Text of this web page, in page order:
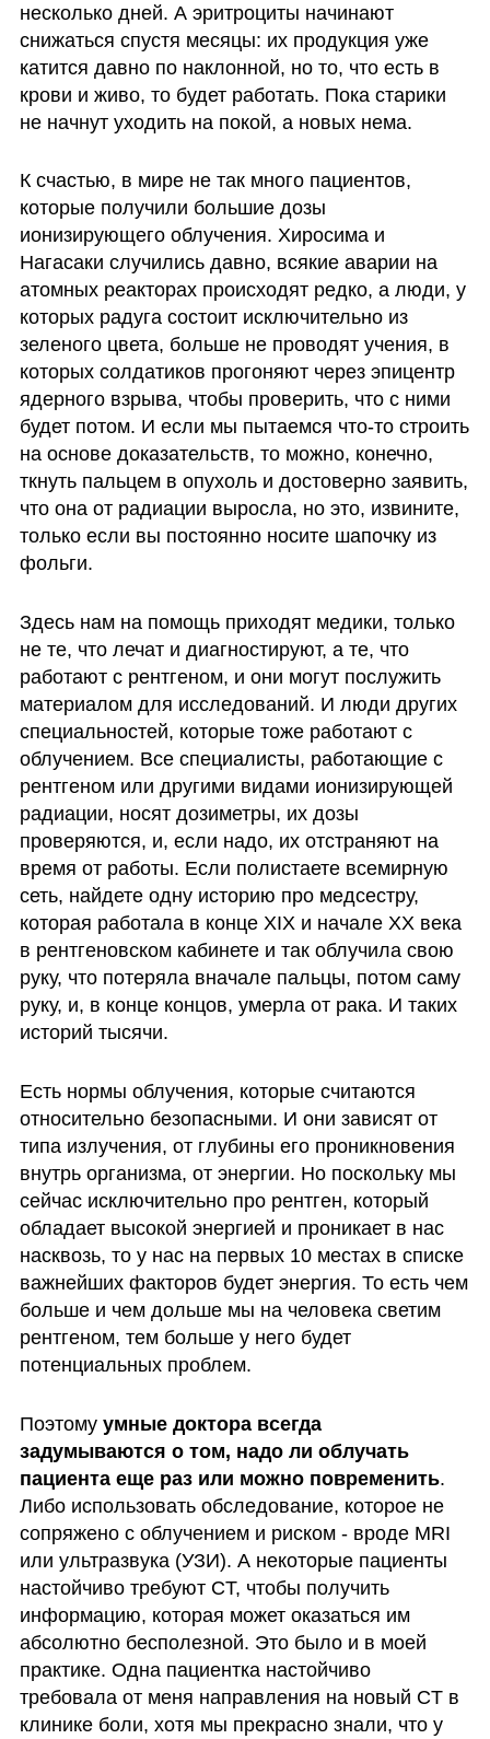
несколько дней. А эритроциты начинают
снижаться спустя месяцы: их продукция уже
катится давно по наклонной, но то, что есть в
крови и живо, то будет работать. Пока старики
не начнут уходить на покой, а новых нема.
К счастью, в мире не так много пациентов,
которые получили большие дозы
ионизирующего облучения. Хиросима и
Нагасаки случились давно, всякие аварии на
атомных реакторах происходят редко, а люди, у
которых радуга состоит исключительно из
зеленого цвета, больше не проводят учения, в
которых солдатиков прогоняют через эпицентр
ядерного взрыва, чтобы проверить, что с ними
будет потом. И если мы пытаемся что-то строить
на основе доказательств, то можно, конечно,
ткнуть пальцем в опухоль и достоверно заявить,
что она от радиации выросла, но это, извините,
только если вы постоянно носите шапочку из
фольги.
Здесь нам на помощь приходят медики, только
не те, что лечат и диагностируют, а те, что
работают с рентгеном, и они могут послужить
материалом для исследований. И люди других
специальностей, которые тоже работают с
облучением. Все специалисты, работающие с
рентгеном или другими видами ионизирующей
радиации, носят дозиметры, их дозы
проверяются, и, если надо, их отстраняют на
время от работы. Если полистаете всемирную
сеть, найдете одну историю про медсестру,
которая работала в конце XIX и начале XX века
в рентгеновском кабинете и так облучила свою
руку, что потеряла вначале пальцы, потом саму
руку, и, в конце концов, умерла от рака. И таких
историй тысячи.
Есть нормы облучения, которые считаются
относительно безопасными. И они зависят от
типа излучения, от глубины его проникновения
внутрь организма, от энергии. Но поскольку мы
сейчас исключительно про рентген, который
обладает высокой энергией и проникает в нас
насквозь, то у нас на первых 10 местах в списке
важнейших факторов будет энергия. То есть чем
больше и чем дольше мы на человека светим
рентгеном, тем больше у него будет
потенциальных проблем.
Поэтому умные доктора всегда
задумываются о том, надо ли облучать
пациента еще раз или можно повременить.
Либо использовать обследование, которое не
сопряжено с облучением и риском - вроде MRI
или ультразвука (УЗИ). А некоторые пациенты
настойчиво требуют CT, чтобы получить
информацию, которая может оказаться им
абсолютно бесполезной. Это было и в моей
практике. Одна пациентка настойчиво
требовала от меня направления на новый CT в
клинике боли, хотя мы прекрасно знали, что у